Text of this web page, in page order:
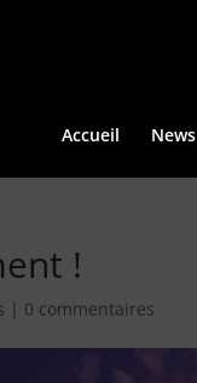
Accueil News
!
| 0 commentaires